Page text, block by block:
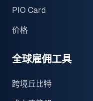
PIO Card
价格
全球雇佣工具
跨境丘比特